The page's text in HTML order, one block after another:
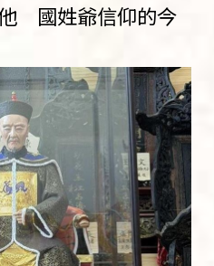
他 國姓爺信仰的今